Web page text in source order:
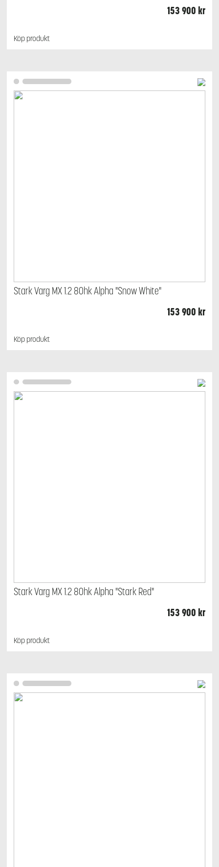
153 900 kr
Köp produkt
Stark Varg MX 1.2 80hk Alpha "Snow White"
153 900 kr
Köp produkt
Stark Varg MX 1.2 80hk Alpha "Stark Red"
153 900 kr
Köp produkt